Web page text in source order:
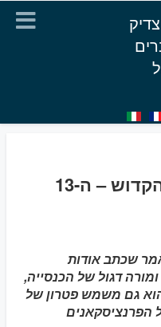
חג אנטוניוס מפדואה הקדוש – ה-13
שכתב אודות
דגול של הכנסייה,
ב-1195 ונפטר ב-1231. הוא גם משמש פטרון של
הפרנציסקאנים